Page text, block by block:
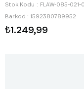
Stok Kodu
FLAW-085-021-
Barkod : 1592380789952
₺1.249,99